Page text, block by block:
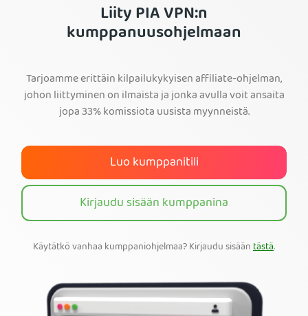
Liity PIA VPN:n
kumppanuusohjelmaan
Tarjoamme erittäin kilpailukykyisen affiliate-ohjelman,
johon liittyminen on ilmaista ja jonka avulla voit ansaita
jopa 33% komissiota uusista myynneistä.
Luo kumppanitili
Kirjaudu sisään kumppanina
Käytätkö vanhaa kumppaniohjelmaa? Kirjaudu sisääntästä.